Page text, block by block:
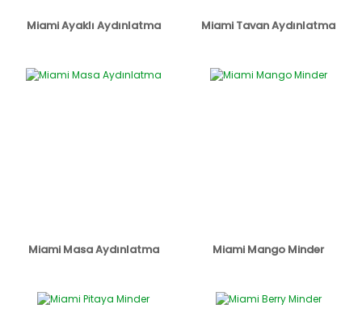
Miami Ayaklı Aydınlatma Miami Tavan Aydınlatma
Miami Masa Aydınlatma Miami Mango Minder